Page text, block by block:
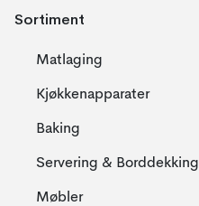
Sortiment
Matlaging
Kjøkkenapparater
Baking
Servering & Borddekking
Møbler